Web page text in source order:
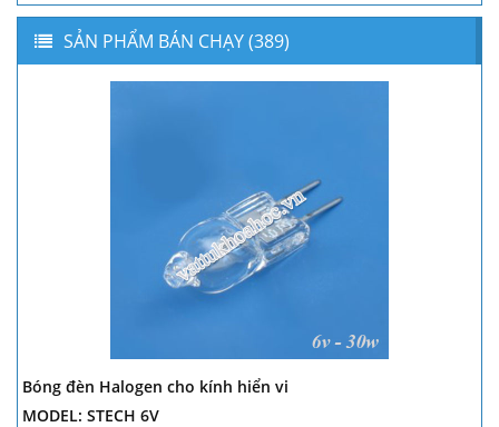
SẢN PHẨM BÁN CHẠY (389)
Bóng đèn Halogen cho kính hiển vi
MODEL: STECH 6V